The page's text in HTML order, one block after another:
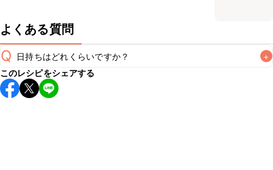
よくある質問
Q 日持ちはどれくらいですか？ +
保存期間は冷蔵で翌日中が目安です。なるべくお早めにお召
し上がりください。
このレシピをシェアする